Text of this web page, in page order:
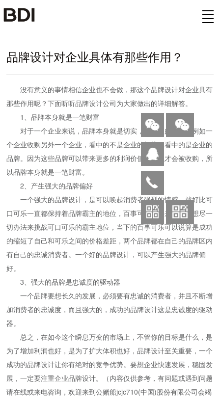
欢迎来到公赌船jcjc710(中国)股份有限公司
品牌设计对企业具体有那些作用？
没有意义的事情相信企业也不会做，那这个品牌设计对企业具有
那些作用呢？下面听听品牌设计公司为大家做出的详细解答。
1、品牌本身就是一笔财富
对于一个企业来说，品牌本身就是切实，有价值的资产。例如一
个企业收购另外一个企业，看中的不是企业的规模，看中的是企业的
品牌。因为这些品牌可以带来更多的利润价值，所以才会被收购，所
以品牌本身就是一笔财富。
2、产生强大的品牌偏好
一个强大的品牌设计，是可以唤起消费者强烈的情感。就好比可
口可乐一直都保持着品牌霸主的地位，百事可乐多年来一直在想尽一
切办法来挑战可口可乐的霸主地位，当下的百事可乐可以说算是成功
的缩短了自己和可乐之间的价格差距，两个品牌都在自己的品牌区内
有自己的忠诚消费者。一个好的品牌设计，可以产生强大的品牌偏
好。
3、强大的品牌是忠诚度的驱动器
一个品牌要想长久的发展，必须要有忠诚的消费者，并且不断增
加消费者的忠诚度，而且强大的，成功的品牌设计这是忠诚度的驱动
器。
总之，在如今这个瞬息万变的市场上，不管你的目标是什么，是
为了增加利润也好，是为了扩大体积也好，品牌设计至关重要，一个
成功的品牌设计让你有绝对的竞争优势。要想企业快速发展，稳固发
展，一定要注重企业品牌设计。（内容仅供参考，有问题或遇到问题
请在线或来电咨询，欢迎来到公赌船jcjc710(中国)股份有限公司会竭